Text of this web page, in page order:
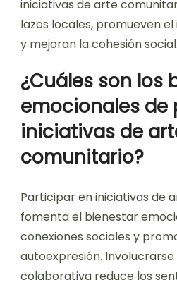
iniciativas de arte
lazos locales, promueven
y mejoran la cohesión social.
¿Cuáles son los
emocionales de
iniciativas de
comunitario?
Participar en iniciativas de
fomenta el bienestar
conexiones sociales y
autoexpresión.
colaborativa reduce los